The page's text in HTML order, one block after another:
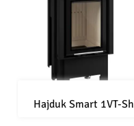
Hajduk Smart 1VT-Sh